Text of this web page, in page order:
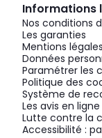
Informations
Nos conditions
Les garanties
Mentions légales
Données
Paramétrer les
Politique des
Système de
Les avis en ligne
Lutte contre la
Accessibilité :